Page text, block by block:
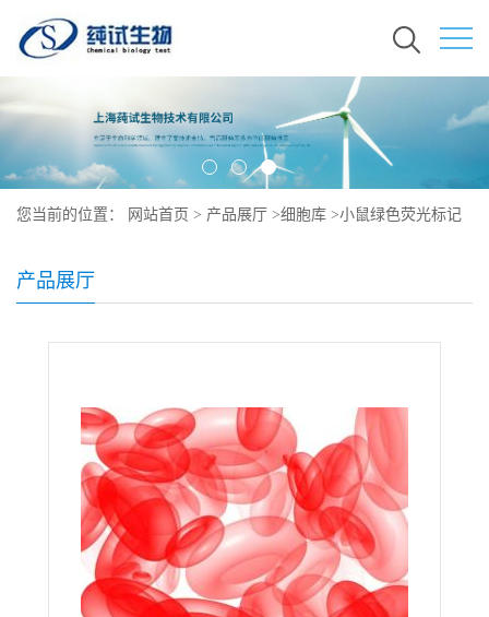
您当前的位置： 网站首页 > 产品展厅 >细胞库 >小鼠绿色荧光标记
产品展厅